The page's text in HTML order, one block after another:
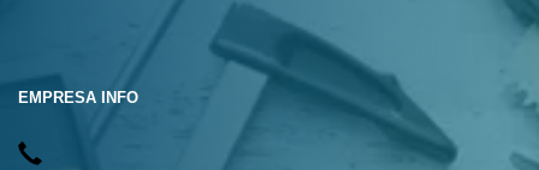
EMPRESA INFO